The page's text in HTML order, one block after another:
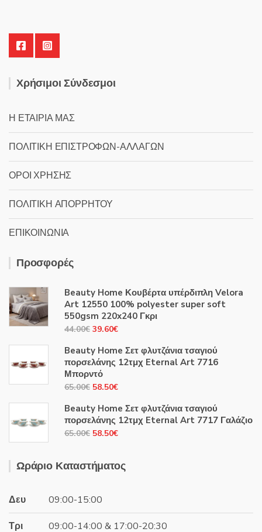
Χρήσιμοι Σύνδεσμοι
Η ΕΤΑΙΡΙΑ ΜΑΣ
ΠΟΛΙΤΙΚΗ ΕΠΙΣΤΡΟΦΩΝ-ΑΛΛΑΓΩΝ
ΟΡΟΙ ΧΡΗΣΗΣ
ΠΟΛΙΤΙΚΗ ΑΠΟΡΡΗΤΟΥ
ΕΠΙΚΟΙΝΩΝΙΑ
Προσφορές
Beauty Home Κουβέρτα υπέρδιπλη Velora
Art 12550 100% polyester super soft
550gsm 220x240 Γκρι
44.00€ Original
was:
44.00€.
39.60€Η
τιμή
είναι:
39.60€.
Beauty Home Σετ φλυτζάνια τσαγιού
πορσελάνης 12τμχ Eternal Art 7716
Μπορντό
65.00€ Original
was:
65.00€.
58.50€Η
τιμή
είναι:
Beauty Home Σετ φλυτζάνια τσαγιού
πορσελάνης 12τμχ Eternal Art 7717 Γαλάζιο
65.00€ Original
was:
65.00€.
58.50€Η
τιμή
είναι:
Ωράριο Καταστήματος
Δευ 09:00-15:00
Τρι 09:00-14:00 & 17:00-20:30